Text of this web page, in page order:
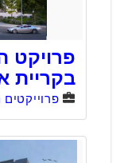
פרויקט
בקריית